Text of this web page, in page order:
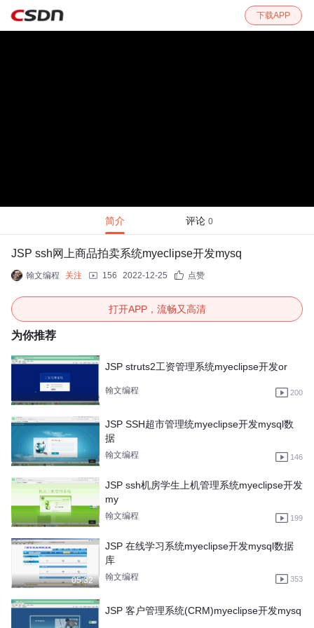
下载APP
简介 评论 0
JSP ssh网上商品拍卖系统myeclipse开发mysq
翰文编程 关注 156 2022-12-25 点赞
打开APP，流畅又高清
为你推荐
JSP struts2工资管理系统myeclipse开发or
翰文编程 200
JSP SSH超市管理统myeclipse开发mysql数
据
翰文编程 146
JSP ssh机房学生上机管理系统myeclipse开发
my
翰文编程 199
05:32
JSP 在线学习系统myeclipse开发mysql数据
库
翰文编程 353
JSP 客户管理系统(CRM)myeclipse开发mysq